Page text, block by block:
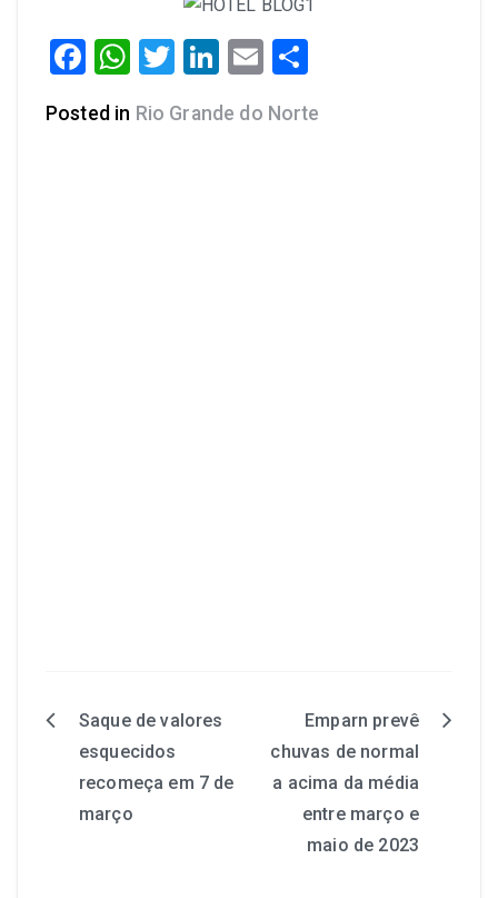
Facebook
WhatsApp
Twitter
LinkedIn
Email
Posted in Rio Grande do Norte
Saque de valores
esquecidos
recomeça em 7 de
março
Emparn prevê
chuvas de normal
a acima da média
entre março e
maio de 2023